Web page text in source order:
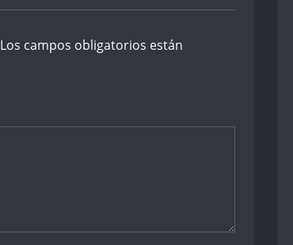
Los campos obligatorios están